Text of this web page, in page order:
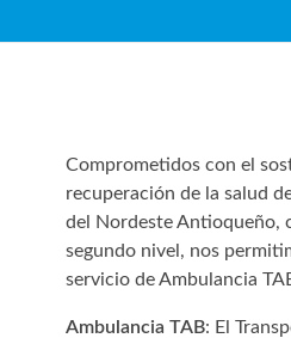
Comprometidos con el
recuperación de la salud
del Nordeste Antioqueño,
segundo nivel, nos
servicio de Ambulancia
Ambulancia TAB: El